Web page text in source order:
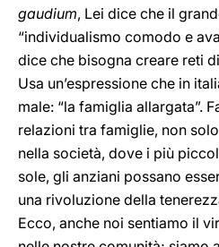
gaudium, Lei dice che il
“individualismo comodo e
dice che bisogna creare reti
Usa un’espressione che in
male: “la famiglia allargata”.
relazioni tra famiglie, non
nella società, dove i più
sole, gli anziani possano
una rivoluzione della
Ecco, anche noi sentiamo il